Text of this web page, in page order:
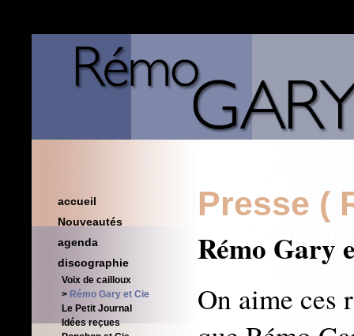
accueil
Nouveautés
agenda
discographie
Voix de cailloux
Rémo Gary et Cie
Le Petit Journal
Idées reçues
Presse (
Rémo Gary
On aime ces